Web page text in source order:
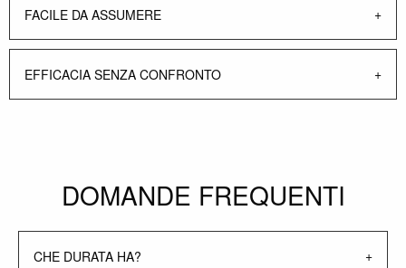
FACILE DA ASSUMERE
EFFICACIA SENZA CONFRONTO
DOMANDE FREQUENTI
CHE DURATA HA?